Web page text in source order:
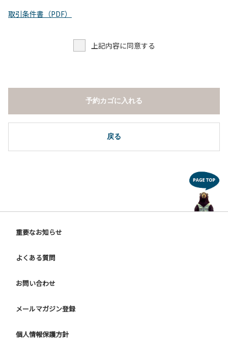
取引条件書（PDF）
上記内容に同意する
戻る
予約カゴに入れる
重要なお知らせ
よくある質問
お問い合わせ
メールマガジン登録
個人情報保護方針